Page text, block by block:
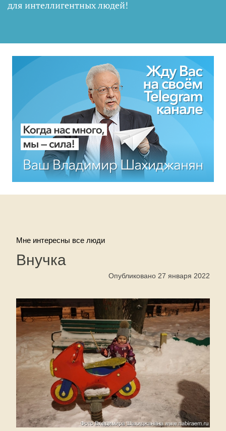
для интеллигентных людей!
Мне интересны все люди
Внучка
Опубликовано 27 января 2022